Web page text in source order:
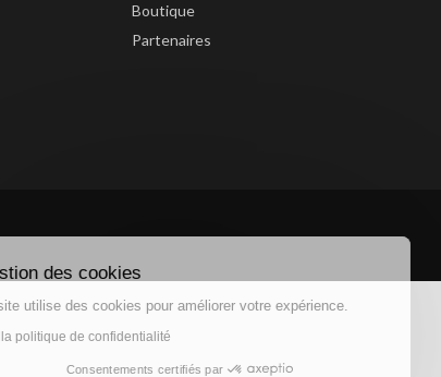
Boutique
Partenaires
Gestion des cookies
Ce site utilise des cookies pour améliorer votre expérience.
Lire la politique de confidentialité
Consentements certifiés par